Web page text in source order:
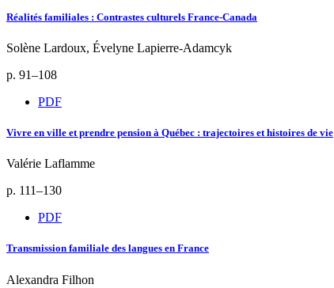
Réalités familiales : Contrastes culturels France-Canada
Solène Lardoux, Évelyne Lapierre-Adamcyk
p. 91–108
PDF
Vivre en ville et prendre pension à Québec : trajectoires et histoires de vie
Valérie Laflamme
p. 111–130
PDF
Transmission familiale des langues en France
Alexandra Filhon